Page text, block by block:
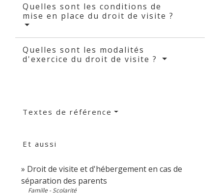
Quelles sont les conditions de
mise en place du droit de visite ?
Quelles sont les modalités
d'exercice du droit de visite ?
Textes de référence
Et aussi
Droit de visite et d'hébergement en cas de
séparation des parents
Famille - Scolarité